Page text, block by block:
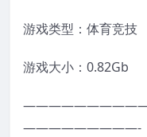
游戏类型：体育竞技
游戏大小：0.82Gb
—————————-